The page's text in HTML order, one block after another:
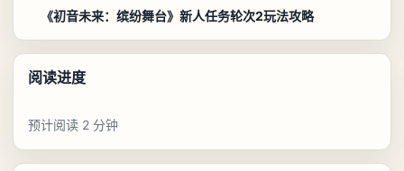
《初音未来：缤纷舞台》新人任务轮次2玩法攻略
阅读进度
预计阅读 2 分钟